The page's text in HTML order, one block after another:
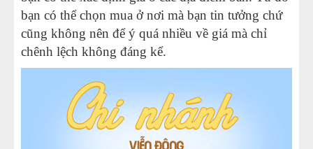
bạn có thể chọn mua ở nơi mà bạn tin tưởng chứ
cũng không nên để ý quá nhiều về giá mà chỉ
chênh lệch không đáng kể.